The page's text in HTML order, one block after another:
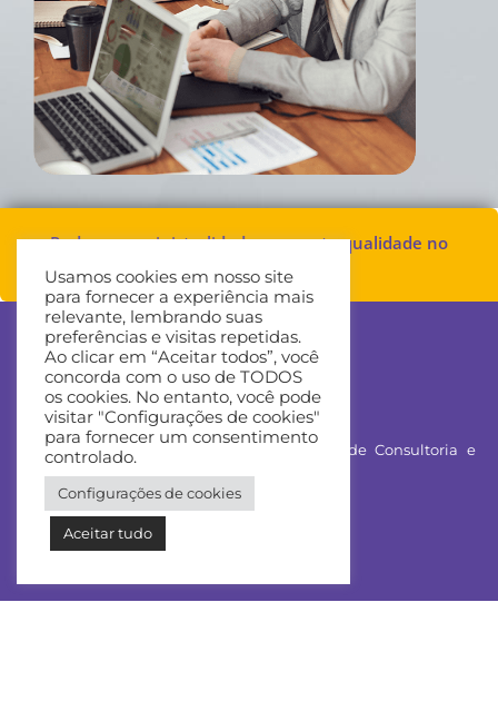
Reduza sua sinistralidade e garanta qualidade no
atendimento
Levar +
saúde para +
pessoas
Saúde Suplementar Soluções em Gestão de Consultoria e
Treinamento Ltda.
Praça XV de Novembro, 312
Centro – 7 º Andar
Florianópolis – SC, 88010-400
Usamos cookies em nosso site
para fornecer a experiência mais
relevante, lembrando suas
preferências e visitas repetidas.
Ao clicar em “Aceitar todos”, você
concorda com o uso de TODOS
os cookies. No entanto, você pode
visitar "Configurações de cookies"
para fornecer um consentimento
controlado.
Configurações de cookies
Aceitar tudo